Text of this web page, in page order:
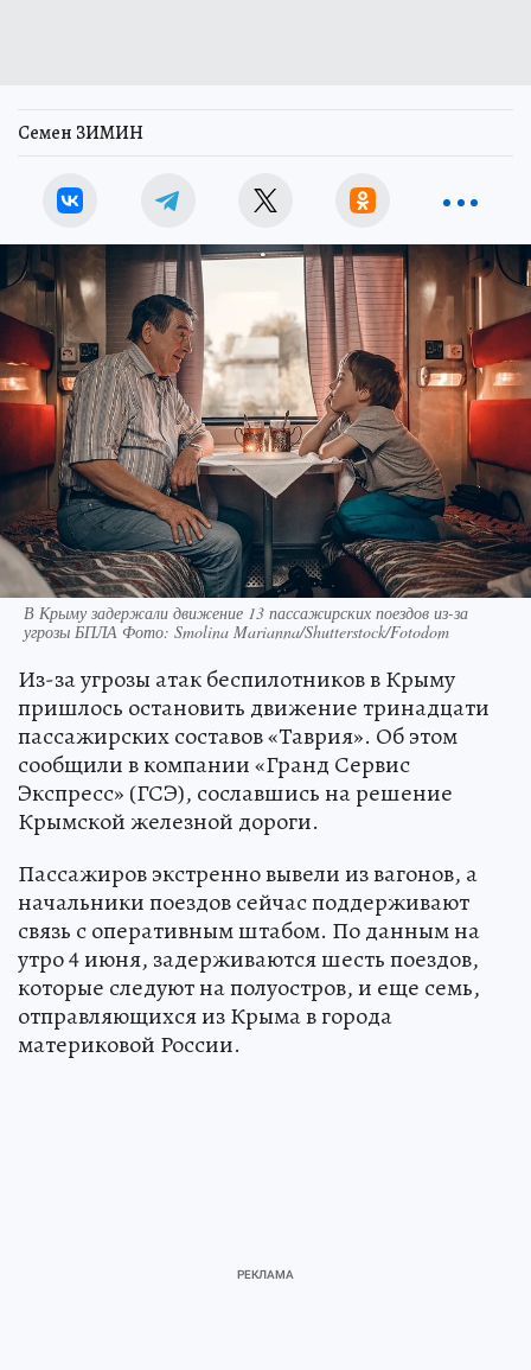
Семен ЗИМИН
В Крыму задержали движение 13 пассажирских поездов из-за
угрозы БПЛА Фото: Smolina Marianna/Shutterstock/Fotodom
Из-за угрозы атак беспилотников в Крыму
пришлось остановить движение тринадцати
пассажирских составов «Таврия». Об этом
сообщили в компании «Гранд Сервис
Экспресс» (ГСЭ), сославшись на решение
Крымской железной дороги.
Пассажиров экстренно вывели из вагонов, а
начальники поездов сейчас поддерживают
связь с оперативным штабом. По данным на
утро 4 июня, задерживаются шесть поездов,
которые следуют на полуостров, и еще семь,
отправляющихся из Крыма в города
материковой России.